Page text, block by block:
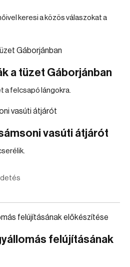
keresi a közös válaszokat a
a tüzet Gáborjánban
a felcsapó lángokra.
vasúti átjárót
felújításának